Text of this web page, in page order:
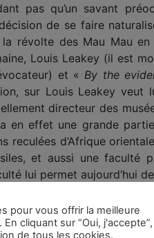
pas qu’un savant
de se faire
révolte des Mau Mau
Louis Leakey (il est
et « By the
sur Louis Leakey veut
directeur des
en effet une grande
d’Afrique
et aussi une faculté
lui permet aujourd’hui
humaine à partir
en se servant aussi
pour vous offrir la meilleure
cliquant sur “Oui, j'accepte”,
de tous les cookies.